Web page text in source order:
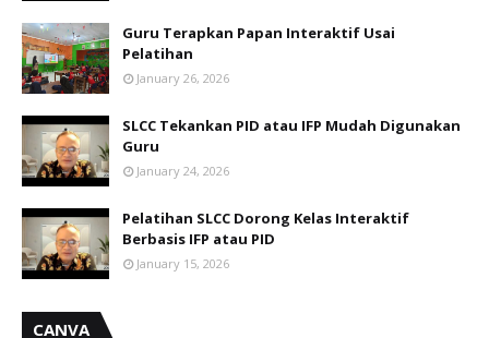
Guru Terapkan Papan Interaktif Usai
Pelatihan
January 26, 2026
SLCC Tekankan PID atau IFP Mudah Digunakan
Guru
January 24, 2026
Pelatihan SLCC Dorong Kelas Interaktif
Berbasis IFP atau PID
January 15, 2026
CANVA